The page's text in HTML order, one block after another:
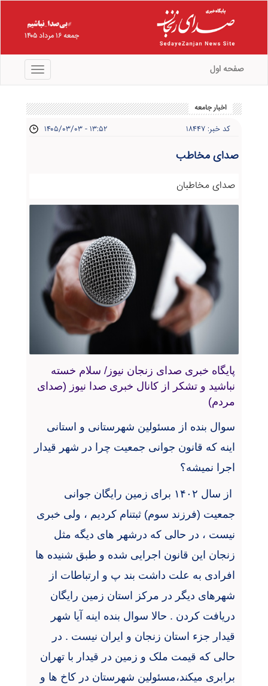
جمعه ۱۶ مرداد ۱۴۰۵
منو صفحه اول
اخبار جامعه
کد خبر: ۱۸۴۴۷ ۱۴۰۵/۰۳/۰۳ - ۱۳:۵۲
صدای مخاطب
صدای مخاطبان
پایگاه خبری صدای زنجان نیوز/ سلام خسته
نباشید و تشکر از کانال خبری صدا نیوز (صدای
مردم)
سوال بنده از مسئولین شهرستانی و استانی
اینه که قانون جوانی جمعیت چرا در شهر قیدار
اجرا نمیشه؟
از سال ۱۴۰۲ برای زمین رایگان جوانی
جمعیت (فرزند سوم) ثبتنام کردیم ، ولی خبری
نیست ، در حالی که درشهر های دیگه مثل
زنجان این قانون اجرایی شده و طبق شنیده ها
افرادی به علت داشت بند پ و ارتباطات از
شهرهای دیگر در مرکز استان زمین رایگان
دریافت کردن . حالا سوال بنده اینه آیا شهر
قیدار جزء استان زنجان و ایران نیست . در
حالی که قیمت ملک و زمین در قیدار با تهران
برابری میکند،مسئولین شهرستان در کاخ ها و